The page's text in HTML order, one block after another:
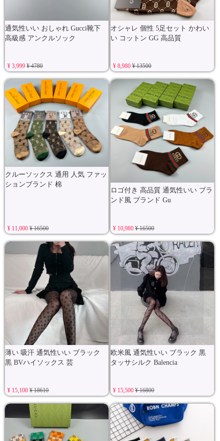
通気性いい おしゃれ Gucci靴下
高級感 アンクルソック
¥ 3,999¥ 4780
オシャレ 個性 5足セット かわい
い コットン GG 高品質
¥ 8,980¥ 13500
クルーソックス 通用 人気 ファッ
ションブランド 棉
¥ 11,000¥ 16500
ロゴ付き 高品質 通気性いい ブラ
ンド風 ブランド Gu
¥ 10,980¥ 16500
薄い 吸汗 通気性いい ブラック
黒 BVハイソックス 芸
¥ 15,100¥ 18610
欧米風 通気性いい ブラック 黒
タッサシルク Balencia
¥ 15,500¥ 16800